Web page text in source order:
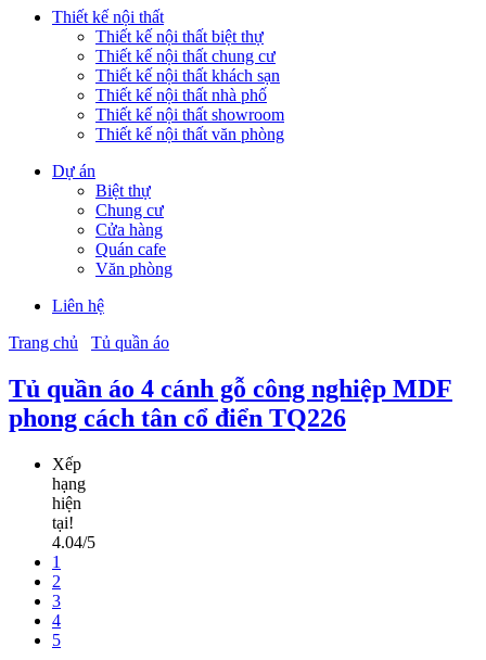
Thiết kế nội thất
Thiết kế nội thất biệt thự
Thiết kế nội thất chung cư
Thiết kế nội thất khách sạn
Thiết kế nội thất nhà phố
Thiết kế nội thất showroom
Thiết kế nội thất văn phòng
Dự án
Biệt thự
Chung cư
Cửa hàng
Quán cafe
Văn phòng
Liên hệ
Trang chủ
Tủ quần áo
Tủ quần áo 4 cánh gỗ công nghiệp MDF
phong cách tân cổ điển TQ226
Xếp
hạng
hiện
tại!
4.04/5
1
2
3
4
5